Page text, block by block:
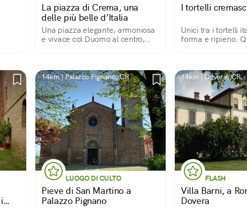
La piazza di Crema, una
delle più belle d’Italia
Una piazza elegante, armoniosa
e vivace col Duomo al centro,
I tortelli
Unici tra i tortelli
forma e ripieno.
mostaccino, il
locale.
14km | Palazzo Pignano, CR
LUOGO DI CULTO
Pieve di San Martino a
Palazzo Pignano
14km | Dovera, CR
FLASH
Villa Barni, a
Dovera